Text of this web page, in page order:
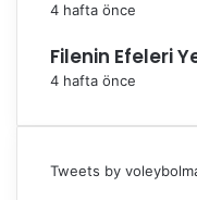
4 hafta önce
Filenin Efeleri
4 hafta önce
Tweets by